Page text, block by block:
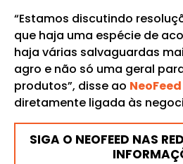
“Estamos discutindo
que haja uma espécie de
haja várias salvaguardas
agro e não só uma geral
produtos”, disse ao NeoFeed
diretamente ligada às
SIGA O NEOFEED NAS